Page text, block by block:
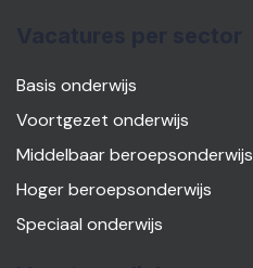
Basis onderwijs
Voortgezet onderwijs
Middelbaar beroepsonderwijs
Hoger beroepsonderwijs
Speciaal onderwijs